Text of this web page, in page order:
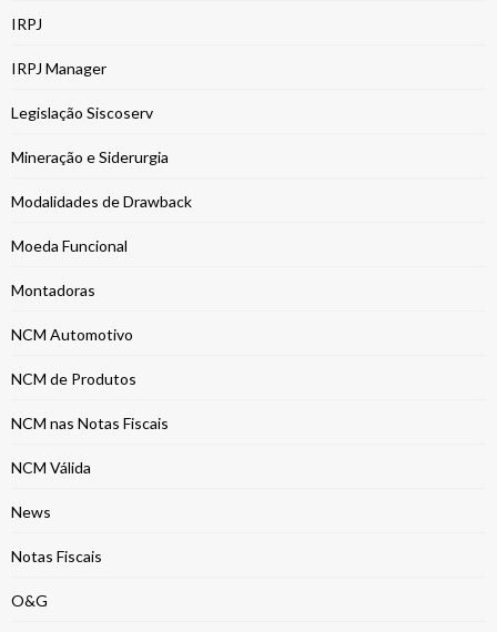
IRPJ
IRPJ Manager
Legislação Siscoserv
Mineração e Siderurgia
Modalidades de Drawback
Moeda Funcional
Montadoras
NCM Automotivo
NCM de Produtos
NCM nas Notas Fiscais
NCM Válida
News
Notas Fiscais
O&G